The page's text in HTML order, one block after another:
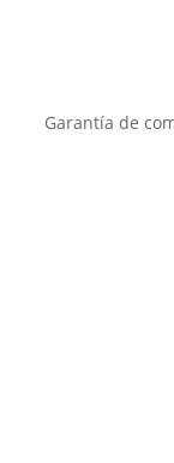
Garantía de